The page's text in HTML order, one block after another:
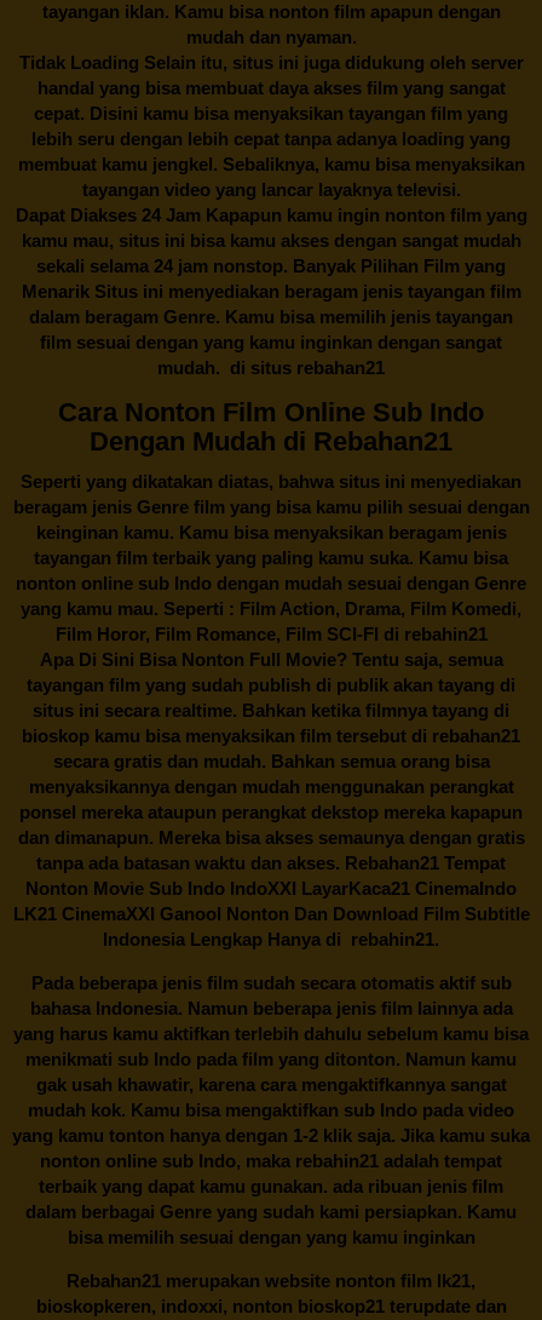
tayangan iklan. Kamu bisa nonton film apapun dengan
mudah dan nyaman.
Tidak Loading Selain itu, situs ini juga didukung oleh server
handal yang bisa membuat daya akses film yang sangat
cepat. Disini kamu bisa menyaksikan tayangan film yang
lebih seru dengan lebih cepat tanpa adanya loading yang
membuat kamu jengkel. Sebaliknya, kamu bisa menyaksikan
tayangan video yang lancar layaknya televisi.
Dapat Diakses 24 Jam Kapapun kamu ingin nonton film yang
kamu mau, situs ini bisa kamu akses dengan sangat mudah
sekali selama 24 jam nonstop. Banyak Pilihan Film yang
Menarik Situs ini menyediakan beragam jenis tayangan film
dalam beragam Genre. Kamu bisa memilih jenis tayangan
film sesuai dengan yang kamu inginkan dengan sangat
mudah. di situs rebahan21
Cara Nonton Film Online Sub Indo
Dengan Mudah di Rebahan21
Seperti yang dikatakan diatas, bahwa situs ini menyediakan
beragam jenis Genre film yang bisa kamu pilih sesuai dengan
keinginan kamu. Kamu bisa menyaksikan beragam jenis
tayangan film terbaik yang paling kamu suka. Kamu bisa
nonton online sub Indo dengan mudah sesuai dengan Genre
yang kamu mau. Seperti : Film Action, Drama, Film Komedi,
Film Horor, Film Romance, Film SCI-FI di rebahin21
Apa Di Sini Bisa Nonton Full Movie? Tentu saja, semua
tayangan film yang sudah publish di publik akan tayang di
situs ini secara realtime. Bahkan ketika filmnya tayang di
bioskop kamu bisa menyaksikan film tersebut di rebahan21
secara gratis dan mudah. Bahkan semua orang bisa
menyaksikannya dengan mudah menggunakan perangkat
ponsel mereka ataupun perangkat dekstop mereka kapapun
dan dimanapun. Mereka bisa akses semaunya dengan gratis
tanpa ada batasan waktu dan akses. Rebahan21 Tempat
Nonton Movie Sub Indo IndoXXI LayarKaca21 CinemaIndo
LK21 CinemaXXI Ganool Nonton Dan Download Film Subtitle
Indonesia Lengkap Hanya di rebahin21.
Pada beberapa jenis film sudah secara otomatis aktif sub
bahasa Indonesia. Namun beberapa jenis film lainnya ada
yang harus kamu aktifkan terlebih dahulu sebelum kamu bisa
menikmati sub Indo pada film yang ditonton. Namun kamu
gak usah khawatir, karena cara mengaktifkannya sangat
mudah kok. Kamu bisa mengaktifkan sub Indo pada video
yang kamu tonton hanya dengan 1-2 klik saja. Jika kamu suka
nonton online sub Indo, maka rebahin21 adalah tempat
terbaik yang dapat kamu gunakan. ada ribuan jenis film
dalam berbagai Genre yang sudah kami persiapkan. Kamu
bisa memilih sesuai dengan yang kamu inginkan
Rebahan21 merupakan website nonton film lk21,
bioskopkeren, indoxxi, nonton bioskop21 terupdate dan